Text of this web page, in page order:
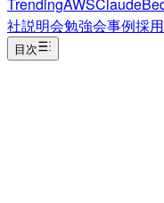
社説明会勉強会事例採用
目次